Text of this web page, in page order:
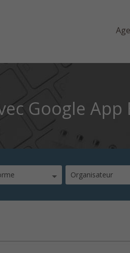
Google App
Organisateur